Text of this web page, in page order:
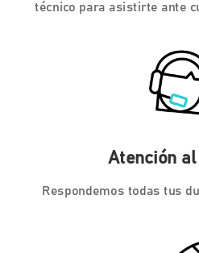
técnico para asistirte ante
Atención
Respondemos todas tus